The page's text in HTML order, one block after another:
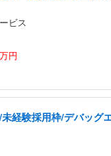
ビス
円
未経験採用枠/デバッグ